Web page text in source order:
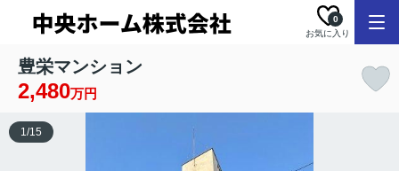
お気に入り
0
豊栄マンション
2,480万円
1/15